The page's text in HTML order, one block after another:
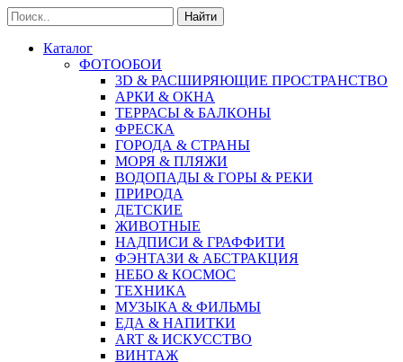
Найти
Каталог
ФОТООБОИ
3D & РАСШИРЯЮЩИЕ ПРОСТРАНСТВО
АРКИ & ОКНА
ТЕРРАСЫ & БАЛКОНЫ
ФРЕСКА
ГОРОДА & СТРАНЫ
МОРЯ & ПЛЯЖИ
ВОДОПАДЫ & ГОРЫ & РЕКИ
ПРИРОДА
ДЕТСКИЕ
ЖИВОТНЫЕ
НАДПИСИ & ГРАФФИТИ
ФЭНТАЗИ & АБСТРАКЦИЯ
НЕБО & КОСМОС
ТЕХНИКА
МУЗЫКА & ФИЛЬМЫ
ЕДА & НАПИТКИ
ART & ИСКУССТВО
ВИНТАЖ